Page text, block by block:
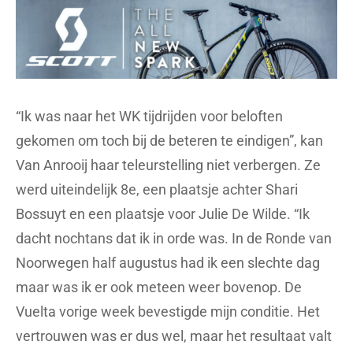
“Ik was naar het WK tijdrijden voor beloften
gekomen om toch bij de beteren te eindigen”, kan
Van Anrooij haar teleurstelling niet verbergen. Ze
werd uiteindelijk 8e, een plaatsje achter Shari
Bossuyt en een plaatsje voor Julie De Wilde. “Ik
dacht nochtans dat ik in orde was. In de Ronde van
Noorwegen half augustus had ik een slechte dag
maar was ik er ook meteen weer bovenop. De
Vuelta vorige week bevestigde mijn conditie. Het
vertrouwen was er dus wel, maar het resultaat valt